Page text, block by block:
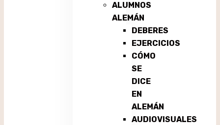
ALUMNOS
ALEMÁN
DEBERES
EJERCICIOS
CÓMO
SE
DICE
EN
ALEMÁN
AUDIOVISUALES